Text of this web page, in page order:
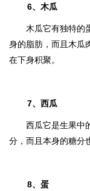
6、木瓜
木瓜它有独特的
身的脂肪，而且木瓜
在下身积聚。
7、西瓜
西瓜它是生果中
分，而且本身的糖分
8、蛋